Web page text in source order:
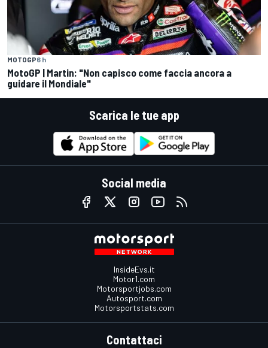
MOTOGP6 h
MotoGP | Martin: "Non capisco come faccia ancora a
guidare il Mondiale"
Scarica le tue app
Social media
InsideEvs.it
Motor1.com
Motorsportjobs.com
Autosport.com
Motorsportstats.com
Contattaci